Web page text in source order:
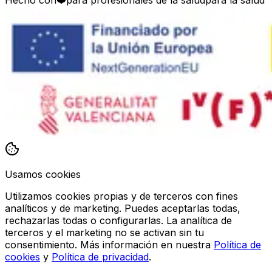
Usamos cookies
Utilizamos cookies propias y de terceros con fines
analíticos y de marketing. Puedes aceptarlas todas,
rechazarlas todas o configurarlas. La analítica de
terceros y el marketing no se activan sin tu
consentimiento. Más información en nuestra Política de
cookies y Política de privacidad.